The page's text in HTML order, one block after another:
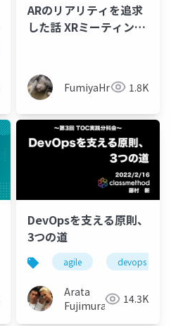
ARのリアリティを追求
した話 XRミーティング
FumiyaHr 1.8K
DevOpsを支える原則、
3つの道
agile devops
Arata
Fujimura
14.3K